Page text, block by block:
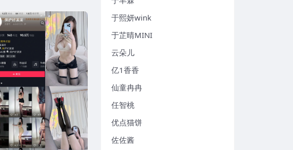
于熙妍wink
于芷晴MINI
云朵儿
亿1香香
仙童冉冉
任智桃
优点猫饼
佐佐酱